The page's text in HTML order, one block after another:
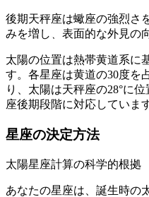
後期天秤座は蠍座の強烈さ
みを増し、表面的な外見の
太陽の位置は熱帯黄道系に
す。各星座は黄道の30度を
り、太陽は天秤座の28°に
座後期段階に対応していま
星座の決定方法
太陽星座計算の科学的根拠
あなたの星座は、誕生時の